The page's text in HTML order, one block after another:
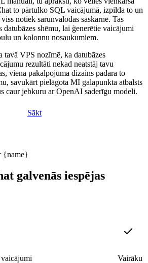
to pārtulko SQL vaicājumā, izpilda to un
notiek sarunvalodas saskarnē. Tas
datubāzes shēmu, lai ģenerētie vaicājumi
un kolonnu nosaukumiem.
tavā VPS nozīmē, ka datubāzes
rezultāti nekad neatstāj tavu
viena pakalpojuma dizains padara to
savukārt pielāgota MI galapunkta atbalsts
caur jebkuru ar OpenAI saderīgu modeli.
Sākt
galvenās iespējas
Vairāku